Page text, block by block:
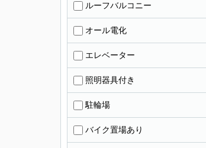
ルーフバルコニー
オール電化
エレベーター
照明器具付き
駐輪場
バイク置場あり